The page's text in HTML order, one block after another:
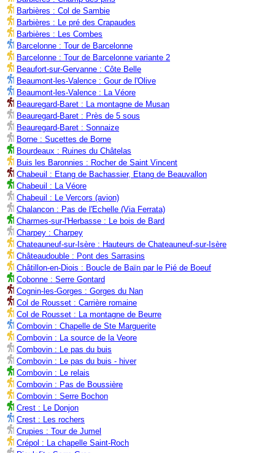
Barbières : Col de Sambie
Barbières : Le pré des Crapaudes
Barbières : Les Combes
Barcelonne : Tour de Barcelonne
Barcelonne : Tour de Barcelonne variante 2
Beaufort-sur-Gervanne : Côte Belle
Beaumont-les-Valence : Gour de l'Olive
Beaumont-les-Valence : La Véore
Beauregard-Baret : La montagne de Musan
Beauregard-Baret : Près de 5 sous
Beauregard-Baret : Sonnaize
Borne : Sucettes de Borne
Bourdeaux : Ruines du Châtelas
Buis les Baronnies : Rocher de Saint Vincent
Chabeuil : Etang de Bachassier, Etang de Beauvallon
Chabeuil : La Véore
Chabeuil : Le Vercors (avion)
Chalancon : Pas de l'Echelle (Via Ferrata)
Charmes-sur-l'Herbasse : Le bois de Bard
Charpey : Charpey
Chateauneuf-sur-Isère : Hauteurs de Chateauneuf-sur-Isère
Châteaudouble : Pont des Sarrasins
Châtillon-en-Diois : Boucle de Baïn par le Pié de Boeuf
Cobonne : Serre Gontard
Cognin-les-Gorges : Gorges du Nan
Col de Rousset : Carrière romaine
Col de Rousset : La montagne de Beurre
Combovin : Chapelle de Ste Marguerite
Combovin : La source de la Veore
Combovin : Le pas du buis
Combovin : Le pas du buis - hiver
Combovin : Le relais
Combovin : Pas de Boussière
Combovin : Serre Bochon
Crest : Le Donjon
Crest : Les rochers
Crupies : Tour de Jumel
Crépol : La chapelle Saint-Roch